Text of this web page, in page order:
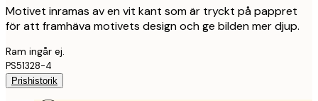
Motivet inramas av en vit kant som är tryckt på pappret
för att framhäva motivets design och ge bilden mer djup.
Ram ingår ej.
PS51328-4
Prishistorik